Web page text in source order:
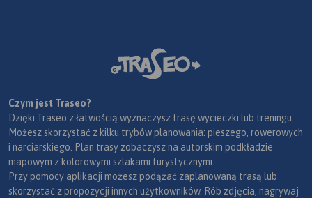
Czym jest Traseo?
Dzięki Traseo z łatwością wyznaczysz trasę wycieczki lub treningu.
Możesz skorzystać z kilku trybów planowania: pieszego, rowerowych
i narciarskiego. Plan trasy zobaczysz na autorskim podkładzie
mapowym z kolorowymi szlakami turystycznymi.
Przy pomocy aplikacji możesz podążać zaplanowaną trasą lub
skorzystać z propozycji innych użytkowników. Rób zdjęcia, nagrywaj